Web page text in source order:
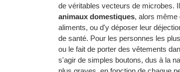
de véritables vecteurs de microbes.
animaux domestiques, alors même
aliments, ou d'y déposer leur
de santé. Pour les personnes les
ou le fait de porter des vêtements
s'agir de simples boutons, dus à la